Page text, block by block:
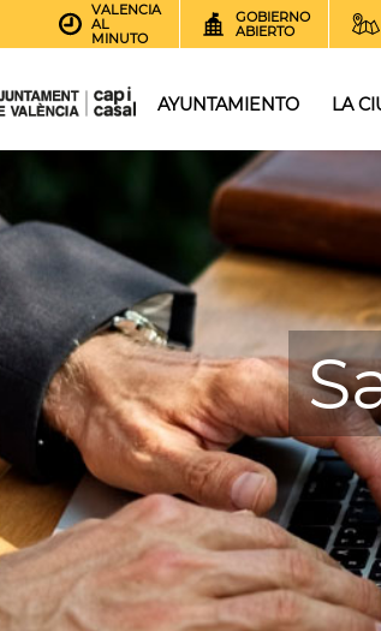
VALENCIA
AL
MINUTO
GOBIERNO
ABIERTO
AYUNTAMIENTO LA